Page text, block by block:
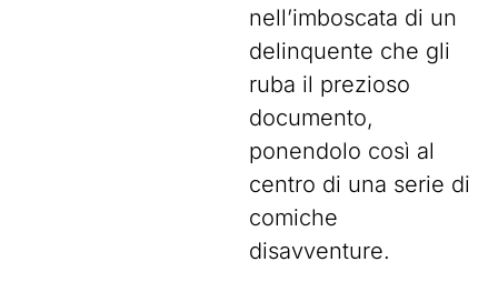
nell’imboscata di un
delinquente che gli
ruba il prezioso
documento,
ponendolo così al
centro di una serie di
comiche
disavventure.